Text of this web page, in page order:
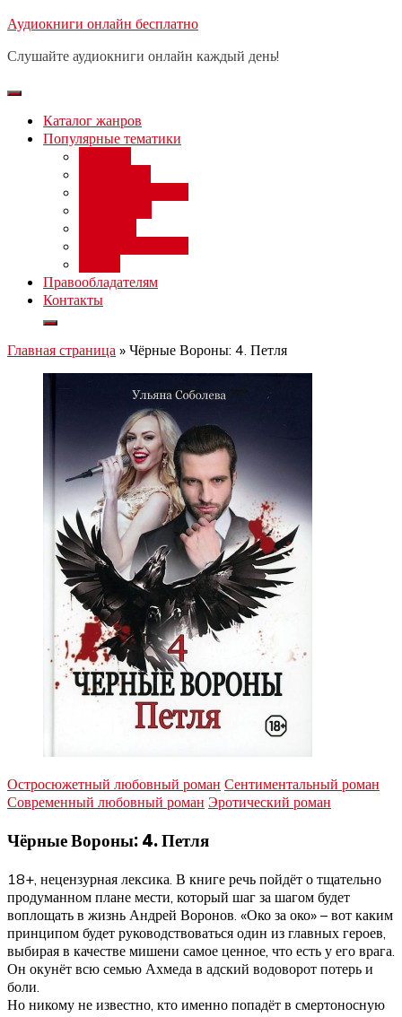
Перейти
содержимому
Аудиокниги онлайн бесплатно
Слушайте аудиокниги онлайн каждый день!
Каталог жанров
Популярные тематики
Правообладателям
Контакты
Главная страница » Чёрные Вороны: 4. Петля
Остросюжетный любовный роман Сентиментальный роман
Современный любовный роман Эротический роман
Чёрные Вороны: 4. Петля
18+, нецензурная лексика. В книге речь пойдёт о тщательно
продуманном плане мести, который шаг за шагом будет
воплощать в жизнь Андрей Воронов. «Око за око» – вот каким
принципом будет руководствоваться один из главных героев,
выбирая в качестве мишени самое ценное, что есть у его врага.
Он окунёт всю семью Ахмеда в адский водоворот потерь и
боли.
Но никому не известно, кто именно попадёт в смертоносную
Бесплатный вебинар: заработок
день